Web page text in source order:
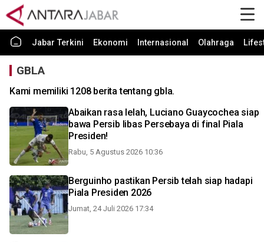
Jabar Terkini Ekonomi Internasional Olahraga
GBLA
Kami memiliki 1208 berita tentang gbla.
Abaikan rasa lelah, Luciano Guaycochea siap
bawa Persib libas Persebaya di final Piala
Presiden!
Rabu, 5 Agustus 2026 10:36
Berguinho pastikan Persib telah siap hadapi
Piala Presiden 2026
Jumat, 24 Juli 2026 17:34